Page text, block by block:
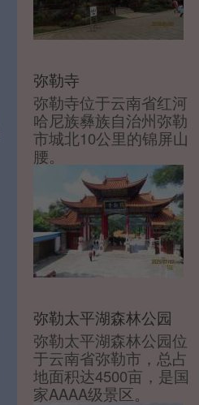
弥勒寺
弥勒寺位于云南省红河
哈尼族彝族自治州弥勒
市城北10公里的锦屏山
腰。
弥勒太平湖森林公园
弥勒太平湖森林公园位
于云南省弥勒市，总占
地面积达4500亩，是国
家AAAA级景区。